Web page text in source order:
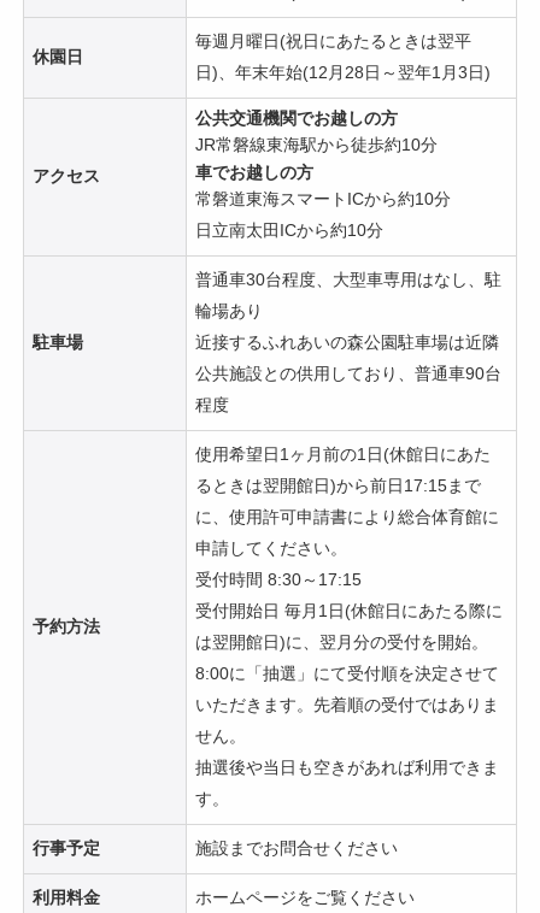
休園日
毎週月曜日(祝日にあたるときは翌平
日)、年末年始(12月28日～翌年1月3日)
アクセス
公共交通機関でお越しの方
JR常磐線東海駅から徒歩約10分
車でお越しの方
常磐道東海スマートICから約10分
日立南太田ICから約10分
駐車場
普通車30台程度、大型車専用はなし、駐
輪場あり
近接するふれあいの森公園駐車場は近隣
公共施設との供用しており、普通車90台
程度
予約方法
使用希望日1ヶ月前の1日(休館日にあた
るときは翌開館日)から前日17:15まで
に、使用許可申請書により総合体育館に
申請してください。
受付時間 8:30～17:15
受付開始日 毎月1日(休館日にあたる際に
は翌開館日)に、翌月分の受付を開始。
8:00に「抽選」にて受付順を決定させて
いただきます。先着順の受付ではありま
せん。
抽選後や当日も空きがあれば利用できま
す。
行事予定 施設までお問合せください
利用料金 ホームページをご覧ください